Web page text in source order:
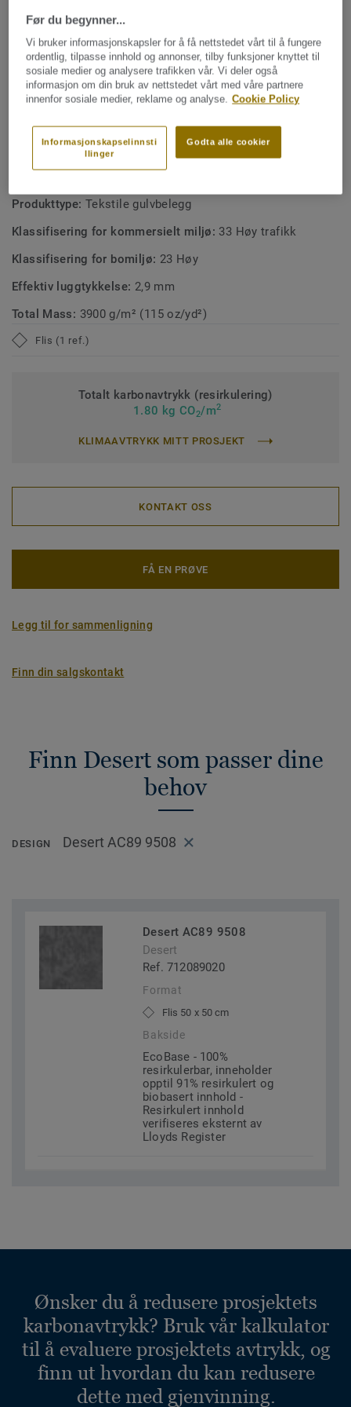
nøytrale toner og aksenter.
NØKKELEGENSKAPER
Tilgjengelig i 24 farger
Subtil, organisk design som skaper elegante rom
100 % resirkulerbar EcoBase-bakside, inneholder opptil
Cradle to Cradle® sertifisert på silver-nivå
Produkttype: Tekstile gulvbelegg
Klassifisering for kommersielt miljø: 33 Høy trafikk
Klassifisering for bomiljø: 23 Høy
Effektiv luggtykkelse: 2,9 mm
Total Mass: 3900 g/m² (115 oz/yd²)
Flis (1 ref.)
Totalt karbonavtrykk (resirkulering)
1.80 kg CO2/m2
KLIMAAVTRYKK MITT PROSJEKT
KONTAKT OSS
FÅ EN PRØVE
Legg til for sammenligning
Finn din salgskontakt
Finn Desert som passer dine
behov
DESIGN Desert AC89 9508
Desert AC89 9508
Desert
Ref. 712089020
Format
Flis 50 x 50 cm
Bakside
EcoBase - 100%
resirkulerbar, inneholder
opptil 91% resirkulert og
biobasert innhold -
Resirkulert innhold
verifiseres eksternt av
Lloyds Register
Ønsker du å redusere prosjektets
karbonavtrykk? Bruk vår kalkulator
til å evaluere prosjektets avtrykk, og
finn ut hvordan du kan redusere
dette med gjenvinning.
Før du begynner...
Vi bruker informasjonskapsler for å få nettstedet vårt til å fungere
ordentlig, tilpasse innhold og annonser, tilby funksjoner knyttet til
sosiale medier og analysere trafikken vår. Vi deler også
informasjon om din bruk av nettstedet vårt med våre partnere
innenfor sosiale medier, reklame og analyse. Cookie Policy
Godta alle cookier
Informasjonskapselinnsti
llinger